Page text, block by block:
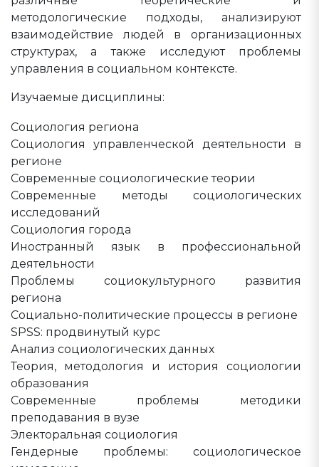
методологические подходы, анализируют
взаимодействие людей в организационных
структурах, а также исследуют проблемы
управления в социальном контексте.
Изучаемые дисциплины:
Социология региона
Социология управленческой деятельности в
регионе
Современные социологические теории
Современные методы социологических
исследований
Социология города
Иностранный язык в профессиональной
деятельности
Проблемы социокультурного развития
региона
Социально-политические процессы в регионе
SPSS: продвинутый курс
Анализ социологических данных
Теория, методология и история социологии
образования
Современные проблемы методики
преподавания в вузе
Электоральная социология
Гендерные проблемы: социологическое